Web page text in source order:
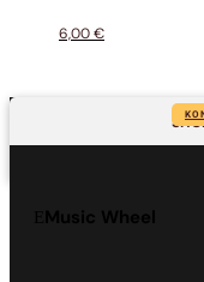
6,00€
Music Wheel